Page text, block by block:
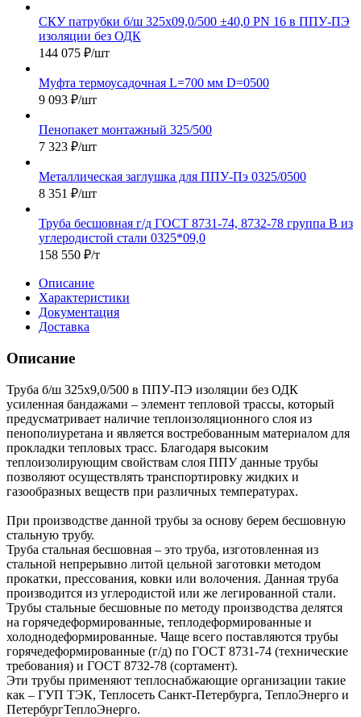
СКУ патрубки б/ш 325х09,0/500 ±40,0 PN 16 в ППУ-ПЭ
изоляции без ОДК
144 075 ₽/шт
Муфта термоусадочная L=700 мм D=0500
9 093 ₽/шт
Пенопакет монтажный 325/500
7 323 ₽/шт
Металлическая заглушка для ППУ-Пэ 0325/0500
8 351 ₽/шт
Труба бесшовная г/д ГОСТ 8731-74, 8732-78 группа В из
углеродистой стали 0325*09,0
158 550 ₽/т
Описание
Характеристики
Документация
Доставка
Описание
Труба б/ш 325х9,0/500 в ППУ-ПЭ изоляции без ОДК
усиленная бандажами – элемент тепловой трассы, который
предусматривает наличие теплоизоляционного слоя из
пенополиуретана и является востребованным материалом для
прокладки тепловых трасс. Благодаря высоким
теплоизолирующим свойствам слоя ППУ данные трубы
позволяют осуществлять транспортировку жидких и
газообразных веществ при различных температурах.
При производстве данной трубы за основу берем бесшовную
стальную трубу.
Труба стальная бесшовная – это труба, изготовленная из
стальной непрерывно литой цельной заготовки методом
прокатки, прессования, ковки или волочения. Данная труба
производится из углеродистой или же легированной стали.
Трубы стальные бесшовные по методу производства делятся
на горячедеформированные, теплодеформированные и
холоднодеформированные. Чаще всего поставляются трубы
горячедеформированные (г/д) по ГОСТ 8731-74 (технические
требования) и ГОСТ 8732-78 (сортамент).
Эти трубы применяют теплоснабжающие организации такие
как – ГУП ТЭК, Теплосеть Санкт-Петербурга, ТеплоЭнерго и
ПетербургТеплоЭнерго.